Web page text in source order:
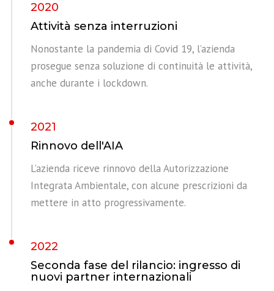
2020
Attività senza interruzioni
Nonostante la pandemia di Covid 19, l’azienda
prosegue senza soluzione di continuità le attività,
anche durante i lockdown.
2021
Rinnovo dell'AIA
L’azienda riceve rinnovo della Autorizzazione
Integrata Ambientale, con alcune prescrizioni da
mettere in atto progressivamente.
2022
Seconda fase del rilancio: ingresso di
nuovi partner internazionali